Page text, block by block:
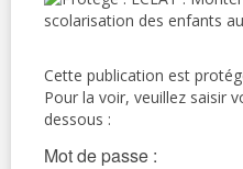
Cette publication est
Pour la voir, veuillez saisir
dessous :
Mot de passe :